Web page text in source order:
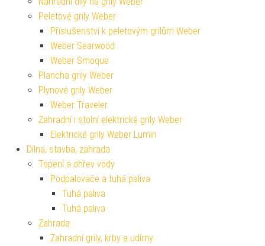
Peletové grily Weber
Příslušenství k peletovým grilům Weber
Weber Searwood
Weber Smoque
Plancha grily Weber
Plynové grily Weber
Weber Traveler
Zahradní i stolní elektrické grily Weber
Elektrické grily Weber Lumin
Dílna, stavba, zahrada
Topení a ohřev vody
Podpalovače a tuhá paliva
Tuhá paliva
Tuhá paliva
Zahrada
Zahradní grily, krby a udírny